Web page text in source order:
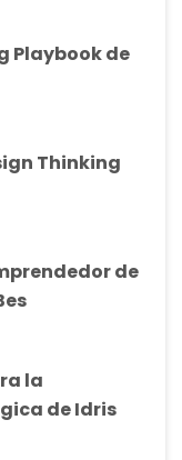
Playbook de
Thinking
de
la
de Idris